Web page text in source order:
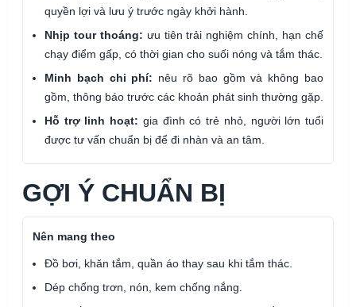
quyền lợi và lưu ý trước ngày khởi hành.
Nhịp tour thoáng: ưu tiên trải nghiệm chính, hạn chế
chạy điểm gấp, có thời gian cho suối nóng và tắm thác.
Minh bạch chi phí: nêu rõ bao gồm và không bao
gồm, thông báo trước các khoản phát sinh thường gặp.
Hỗ trợ linh hoạt: gia đình có trẻ nhỏ, người lớn tuổi
được tư vấn chuẩn bị để đi nhàn và an tâm.
GỢI Ý CHUẨN BỊ
Nên mang theo
Đồ bơi, khăn tắm, quần áo thay sau khi tắm thác.
Dép chống trơn, nón, kem chống nắng.